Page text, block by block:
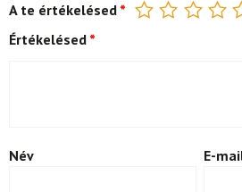
A te értékelésed *
Értékelésed *
Név E-